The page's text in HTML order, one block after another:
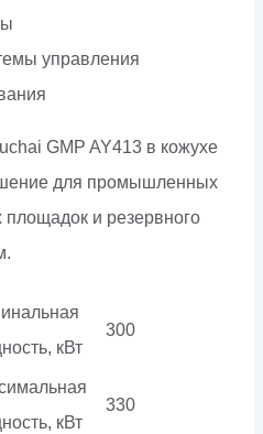
управления
GMP AY413 в кожухе
для промышленных
площадок и резервного
кВт
300
кВт
330